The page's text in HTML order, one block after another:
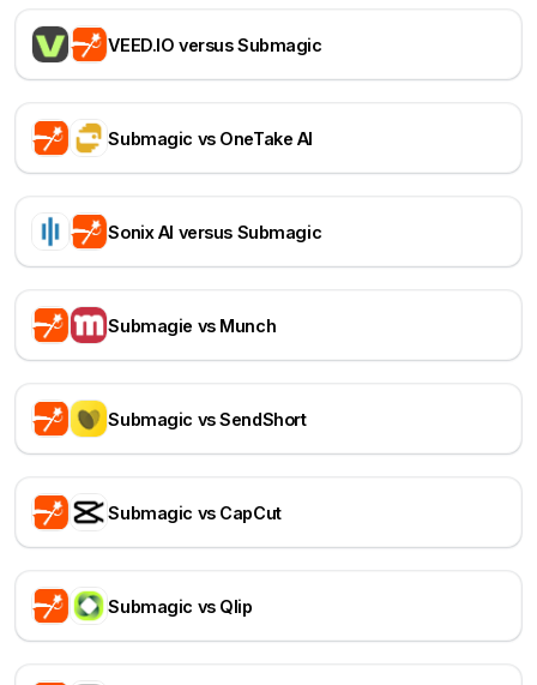
VEED.IO versus Submagic
Submagic vs OneTake AI
Sonix AI versus Submagic
Submagie vs Munch
Submagic vs SendShort
Submagic vs CapCut
Submagic vs Qlip